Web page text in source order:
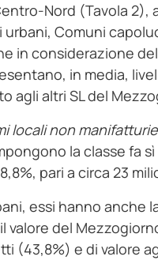
Nord (Tavola 2),
Comuni
in considerazione
in media,
agli altri SL del
locali non
la classe fa
pari a circa 23
essi hanno anche
valore del
(43,8%) e di valore